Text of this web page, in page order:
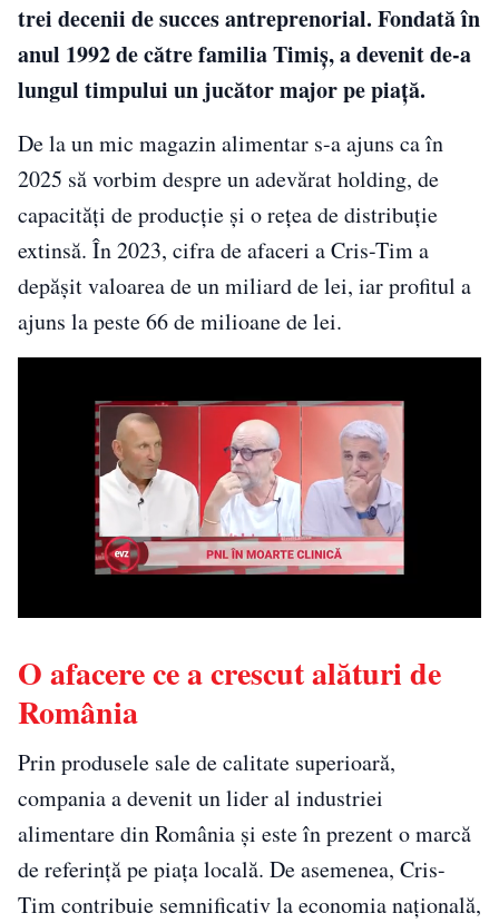
trei decenii de succes antreprenorial. Fondată în
anul 1992 de către familia Timiș, a devenit de-a
lungul timpului un jucător major pe piață.
De la un mic magazin alimentar s-a ajuns ca în
2025 să vorbim despre un adevărat holding, de
capacități de producție și o rețea de distribuție
extinsă. În 2023, cifra de afaceri a Cris-Tim a
depășit valoarea de un miliard de lei, iar profitul a
ajuns la peste 66 de milioane de lei.
O afacere ce a crescut alături de
România
Prin produsele sale de calitate superioară,
compania a devenit un lider al industriei
alimentare din România și este în prezent o marcă
de referință pe piața locală. De asemenea, Cris-
Tim contribuie semnificativ la economia națională,